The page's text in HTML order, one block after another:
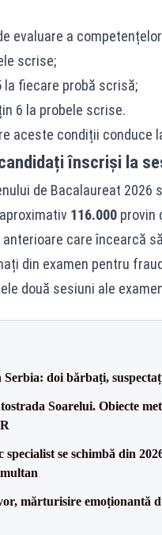
evaluare a
scrise;
fiecare probă scrisă;
6 la probele scrise.
aceste condiții conduce
înscriși la
de Bacalaureat 2026
116.000provin
care încearcă
din examen pentru
două sesiuni ale
doi bărbați,
Soarelui. Obiecte
specialist se schimbă din
mărturisire emoționantă